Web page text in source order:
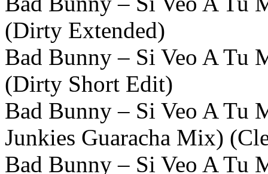
(Dirty Extended)
Bad Bunny – Si Veo A Tu
(Dirty Short Edit)
Bad Bunny – Si Veo A Tu
Junkies Guaracha Mix)
Bad Bunny – Si Veo A Tu